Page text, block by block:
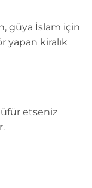
güya İslam için
yapan kiralık
etseniz